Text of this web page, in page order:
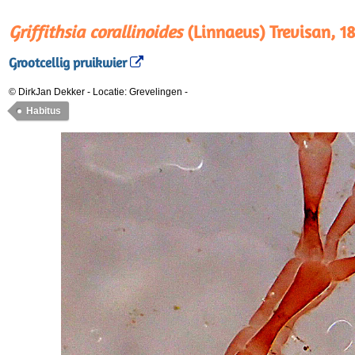
Griffithsia corallinoides(Linnaeus) Trevisan,
Grootcellig pruikwier
© DirkJan Dekker - Locatie: Grevelingen -
Habitus